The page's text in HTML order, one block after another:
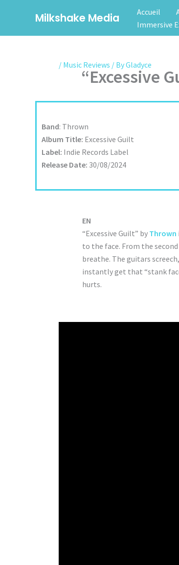
Milkshake Media Accueil
Immersive
/ Music Reviews / ByGladyce
“Excessive
Band: Thrown
Album Title: Excessive Guilt
Label: Indie Records Label
Release Date: 30/08/2024
EN
“Excessive Guilt” by Thrown
to the face. From the second
breathe. The guitars
instantly get that “stank
hurts.